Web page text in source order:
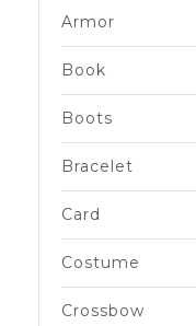
Armor
Book
Boots
Bracelet
Card
Costume
Crossbow